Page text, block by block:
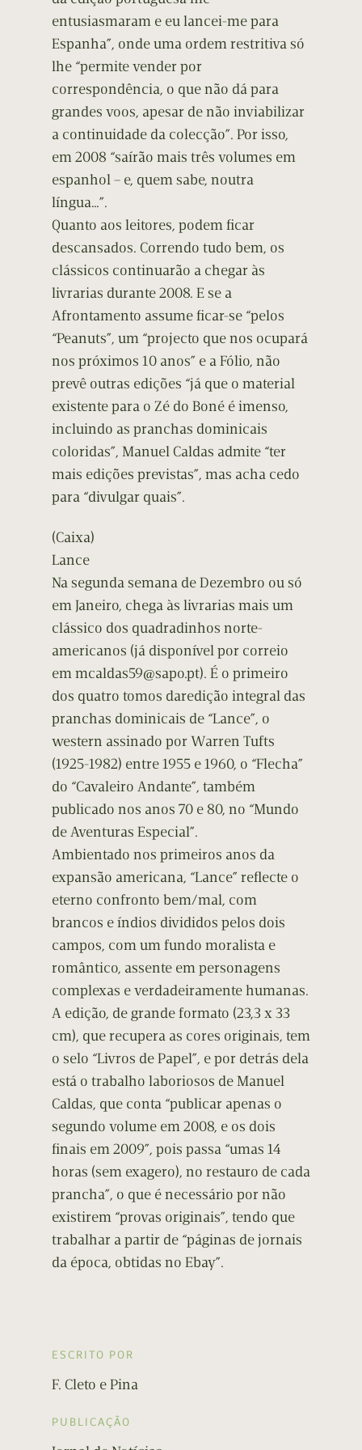
entusiasmaram e eu lancei-me para
Espanha”, onde uma ordem restritiva só
lhe “permite vender por
correspondência, o que não dá para
grandes voos, apesar de não inviabilizar
a continuidade da colecção”. Por isso,
em 2008 “saírão mais três volumes em
espanhol – e, quem sabe, noutra
língua…”.
Quanto aos leitores, podem ficar
descansados. Correndo tudo bem, os
clássicos continuarão a chegar às
livrarias durante 2008. E se a
Afrontamento assume ficar-se “pelos
“Peanuts”, um “projecto que nos ocupará
nos próximos 10 anos” e a Fólio, não
prevê outras edições “já que o material
existente para o Zé do Boné é imenso,
incluindo as pranchas dominicais
coloridas”, Manuel Caldas admite “ter
mais edições previstas”, mas acha cedo
para “divulgar quais”.
(Caixa)
Lance
Na segunda semana de Dezembro ou só
em Janeiro, chega às livrarias mais um
clássico dos quadradinhos norte-
americanos (já disponível por correio
em mcaldas59@sapo.pt). É o primeiro
dos quatro tomos daredição integral das
pranchas dominicais de “Lance”, o
western assinado por Warren Tufts
(1925-1982) entre 1955 e 1960, o “Flecha”
do “Cavaleiro Andante”, também
publicado nos anos 70 e 80, no “Mundo
de Aventuras Especial”.
Ambientado nos primeiros anos da
expansão americana, “Lance” reflecte o
eterno confronto bem/mal, com
brancos e índios divididos pelos dois
campos, com um fundo moralista e
romântico, assente em personagens
complexas e verdadeiramente humanas.
A edição, de grande formato (23,3 x 33
cm), que recupera as cores originais, tem
o selo “Livros de Papel”, e por detrás dela
está o trabalho laboriosos de Manuel
Caldas, que conta “publicar apenas o
segundo volume em 2008, e os dois
finais em 2009”, pois passa “umas 14
horas (sem exagero), no restauro de cada
prancha”, o que é necessário por não
existirem “provas originais”, tendo que
trabalhar a partir de “páginas de jornais
da época, obtidas no Ebay”.
ESCRITO POR
F. Cleto e Pina
PUBLICAÇÃO